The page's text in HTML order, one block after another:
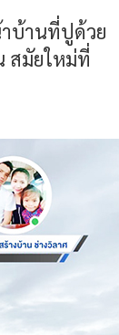
าบ้านที่ปูด้วย
สมัยใหม่ที่